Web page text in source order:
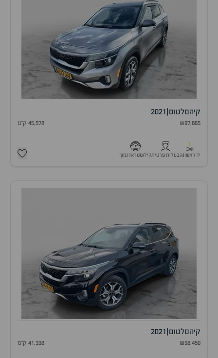
קיהסלטוס 2021
₪97,865 45,578 ק"מ
1
יד ראשונהבעלות פרטיתקילומטראז נמוך
קיהסלטוס 2021
₪98,450 41,338 ק"מ